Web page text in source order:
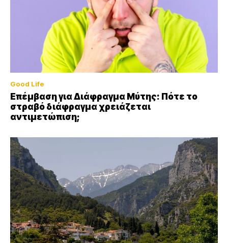
Good Life
Επέμβαση για Διάφραγμα Μύτης: Πότε το
στραβό διάφραγμα χρειάζεται
αντιμετώπιση;